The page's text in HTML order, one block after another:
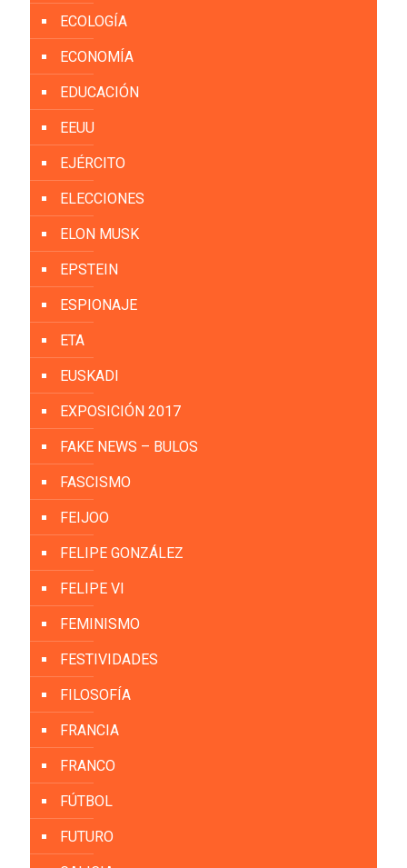
ECOLOGÍA
ECONOMÍA
EDUCACIÓN
EEUU
EJÉRCITO
ELECCIONES
ELON MUSK
EPSTEIN
ESPIONAJE
ETA
EUSKADI
EXPOSICIÓN 2017
FAKE NEWS – BULOS
FASCISMO
FEIJOO
FELIPE GONZÁLEZ
FELIPE VI
FEMINISMO
FESTIVIDADES
FILOSOFÍA
FRANCIA
FRANCO
FÚTBOL
FUTURO